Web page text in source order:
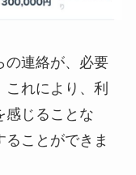
の連絡が、必要
れにより、利
感じることな
ることができま